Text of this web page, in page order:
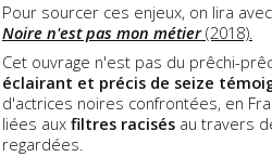
Pour sourcer ces enjeux, on lira
Noire n'est pas mon métier(2018).
Cet ouvrage n'est pas du prêchi-
éclairant et précis de seize
d'actrices noires confrontées, en
liées aux filtres racisés au travers
regardées.